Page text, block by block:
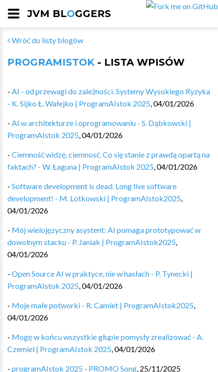
JVM BLOGGERS
Wróć do listy blogów
PROGRAMISTOK - LISTA WPISÓW
- AI - od przewagi do zależności. Systemy Wysokiego Ryzyka
- K. Sijko Ł. Wałejko | ProgramAIstok 2025,04/01/2026
- AI w architekturze i oprogramowaniu - S. Dąbkowski |
ProgramAIstok 2025,04/01/2026
- Ciemność widzę, ciemnosć. Co się stanie z prawdą opartą na
faktach? - W. Łaguna | ProgramAIstok 2025,04/01/2026
- Software development is dead. Long live software
development! - M. Lotkowski | ProgramAIstok2025,
04/01/2026
- Mój wielojęzyczny asystent: AI pomaga prototypować w
dowolnym stacku - P. Janiak | ProgramAIstok2025,
04/01/2026
- Open Source AI w praktyce, nie w hasłach - P. Tynecki |
ProgramAIstok 2025,04/01/2026
- Moje małe potworki - R. Camlet | ProgramAIstok2025,
04/01/2026
- Mogę w końcu wszystkie głupie pomysły zrealizować - A.
Czemiel | ProgramAIstok 2025,04/01/2026
- programAIstok 2025 - PROMO Song, 25/11/2025